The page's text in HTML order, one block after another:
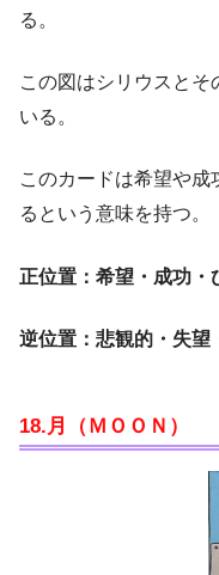
る。
この図はシリウスとそ
いる。
このカードは希望や
るという意味を持つ。
正位置：希望・成功・
逆位置：悲観的・失望
18.月（ＭＯＯＮ）